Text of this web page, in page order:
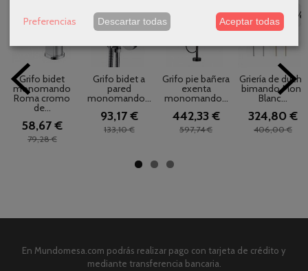
-26 %
Grifo bidet
monomando
Roma cromo
de...
58,67 €
79,28 €
-30 %
Grifo bidet a
pared
monomando...
93,17 €
133,10 €
-26 %
Grifo pie bañera
exenta
monomando...
442,33 €
597,74 €
-20 %
Griería de ducha
bimando Mont
Blanc...
324,80 €
406,00 €
En Mundomesa.com podrás realizar pago con tarjeta de crédito y
mediante transferencia bancaria.
Preferencias Descartar todas Aceptar todas